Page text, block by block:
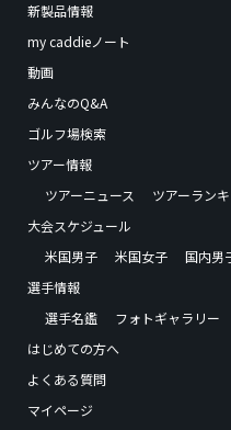
新製品情報
my caddieノート
動画
みんなのQ&A
ゴルフ場検索
ツアー情報
ツアーニュース
ツアーラン
大会スケジュール
米国男子
米国女子 国内男
選手情報
選手名鑑
フォトギャラリー
はじめての方へ
よくある質問
マイページ